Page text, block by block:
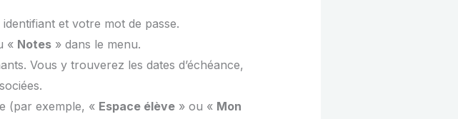
et votre mot de passe.
« Notes» dans le menu.
Vous y trouverez les dates d’échéance,
(par exemple, « Espace élève» ou « Mon